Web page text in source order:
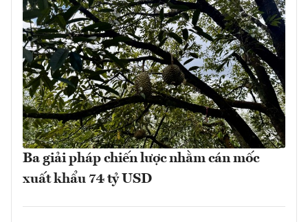
Ba giải pháp chiến lược nhằm cán mốc
xuất khẩu 74 tỷ USD